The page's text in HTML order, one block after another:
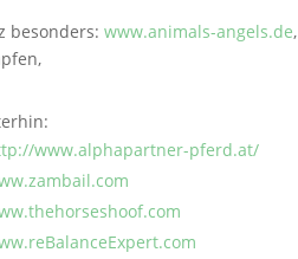
besonders: www.animals-angels.de
www.alphapartner-pferd.at/